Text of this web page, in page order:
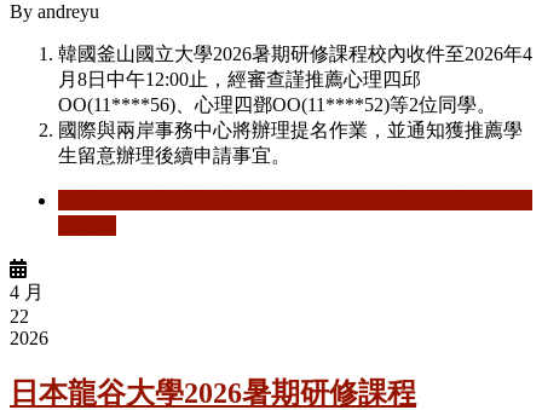
By andreyu
韓國釜山國立大學2026暑期研修課程校內收件至2026年4
月8日中午12:00止，經審查謹推薦心理四邱
OO(11****56)、心理四鄧OO(11****52)等2位同學。
國際與兩岸事務中心將辦理提名作業，並通知獲推薦學
生留意辦理後續申請事宜。
4 月
22
2026
日本龍谷大學2026暑期研修課程